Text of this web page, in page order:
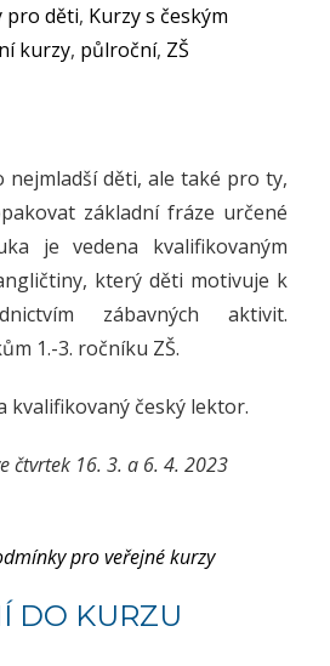
pro děti, Kurzy s českým
kurzy, půlroční, ZŠ
nejmladší děti, ale také pro ty,
základní fráze určené
je vedena kvalifikovaným
který děti motivuje k
zábavných aktivit.
1.-3. ročníku ZŠ.
kvalifikovaný český lektor.
čtvrtek 16. 3. a 6. 4. 2023
pro veřejné kurzy
DO KURZU